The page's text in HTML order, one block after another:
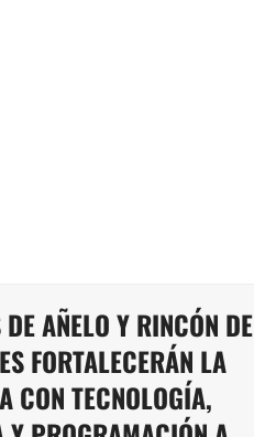
AÑELO Y RINCÓN DE
FORTALECERÁN LA
CON TECNOLOGÍA,